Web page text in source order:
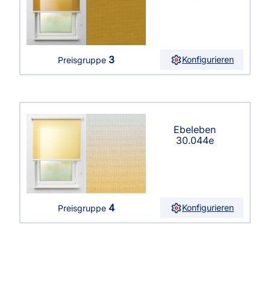
Preisgruppe 3 Konfigurieren
Ebeleben
30.044e
Preisgruppe 4 Konfigurieren